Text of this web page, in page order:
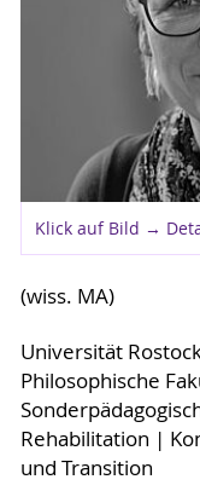
Klick auf Bild →
(wiss. MA)
Universität
Philosophische
Rehabilitation |
und Transition